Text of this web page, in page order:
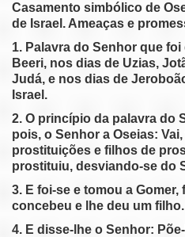
Oseias 3
Oseias 4
Oseias 5
Oseias 6
Oseias 7
Oseias 8
Oseias 9
Oseias 11
Oseias 12
Casamento simbólico de
de Israel. Ameaças e
1. Palavra do Senhor que
Beeri, nos dias de Uzias,
Judá, e nos dias de
Israel.
2. O princípio da palavra do
pois, o Senhor a Oseias:
prostituições e filhos de
prostituiu, desviando-se do
3. E foi-se e tomou a Gomer,
concebeu e lhe deu um filho.
4. E disse-lhe o Senhor: